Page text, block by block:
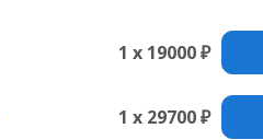
1 x 19000 ₽
1 x 29700 ₽